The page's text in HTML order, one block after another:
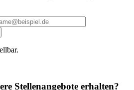
Stellenangebote erhalten?